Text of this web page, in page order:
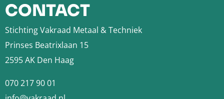
CONTACT
Stichting Vakraad Metaal & Techniek
Prinses Beatrixlaan 15
2595 AK Den Haag
070 217 90 01